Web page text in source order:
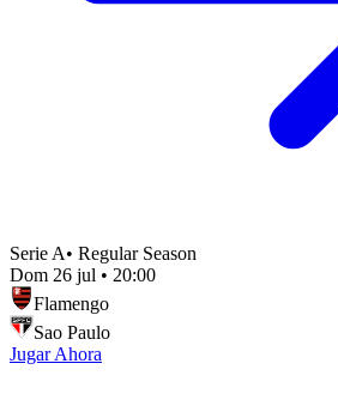
Serie A• Regular Season
Dom 26 jul • 20:00
Flamengo
Sao Paulo
Jugar Ahora